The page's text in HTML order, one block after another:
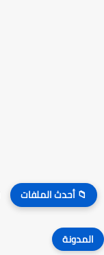
📁 أحدث الملفات